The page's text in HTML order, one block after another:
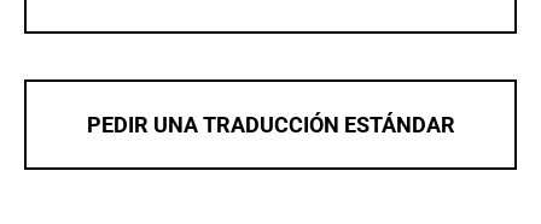
PEDIR UNA TRADUCCIÓN ESTÁNDAR